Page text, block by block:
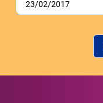
23/02/2017